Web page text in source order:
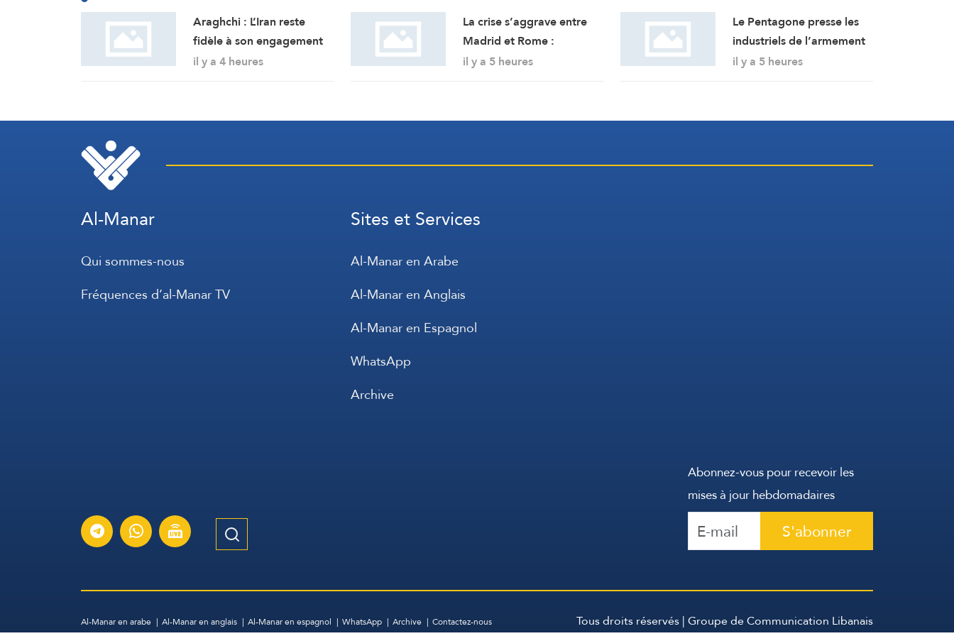
Araghchi : L’Iran reste
fidèle à son engagement
envers la résistance et la
pressions
il y a 4 heures
La crise s’aggrave entre
Madrid et Rome :
l’Espagne renforce ses
provenance d’Italie
il y a 5 heures
Le Pentagone presse les
industriels de l’armement
d’accélérer la production
il y a 5 heures
Al-Manar
Qui sommes-nous
Fréquences d’al-Manar TV
Sites et Services
Al-Manar en Arabe
Al-Manar en Anglais
Al-Manar en Espagnol
WhatsApp
Archive
Abonnez-vous pour recevoir les
mises à jour hebdomadaires
S'abonner
Al-Manar en arabe Al-Manar en anglais Al-Manar en espagnol WhatsApp Archive Contactez-nous Tous droits réservés | Groupe de Communication Libanais